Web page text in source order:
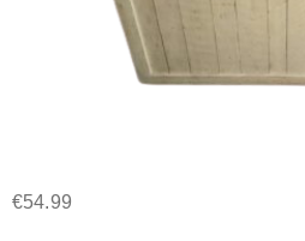
€54.99